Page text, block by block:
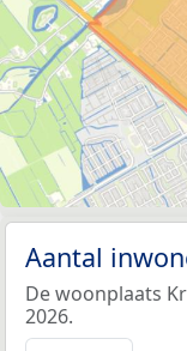
Aantal
De woonplaats
2026.